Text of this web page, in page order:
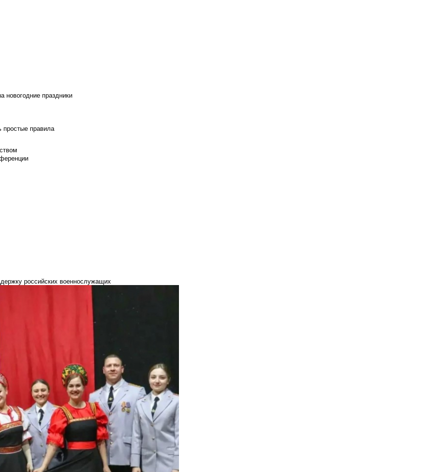
новогодние праздники
простые правила
российских военнослужащих